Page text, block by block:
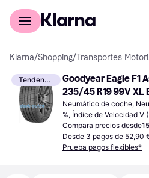
Comprar con Klarna
Klarna/Shopping/Transportes
Tendencia
Goodyear Eagle F1
235/45 R19 99V XL
Neumático de coche,
%, Índice de Velocidad V
Compara precios desde
Desde 3 pagos de 52,90
Prueba pagos flexibles*